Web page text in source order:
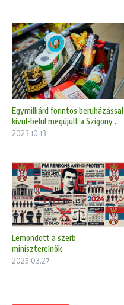
Egymilliárd forintos beruházással
kívül-belül megújult a Szigony ...
2023.10.13.
Lemondott a szerb
miniszterelnök
2025.03.27.